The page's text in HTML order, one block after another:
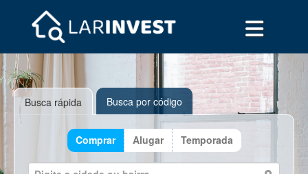
Busca rápida Busca por código
Comprar Alugar Temporada